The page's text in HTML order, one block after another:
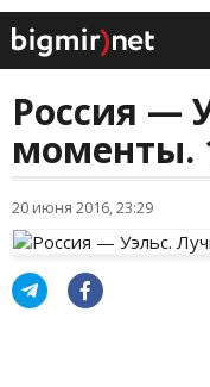
Россия —
моменты.
20 июня 2016, 23:29